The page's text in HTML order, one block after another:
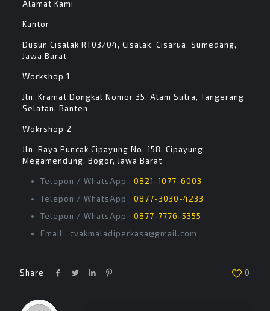
Alamat Kami
Kantor
Dusun Cisalak RT03/04, Cisalak, Cisarua, Sumedang,
Jawa Barat
Workshop 1
Jln. Kramat Dongkal Nomor 35, Alam Sutra, Tangerang
Selatan, Banten
Wokrshop 2
Jln. Raya Puncak Cipayung No. 158, Cipayung,
Megamendung, Bogor, Jawa Barat
Telepon / WhatsApp : 0821-1077-6003
Telepon / WhatsApp : 0877-3030-4233
Telepon / WhatsApp : 0877-7776-5355
Email : cvakmaladiperkasa@gmail.com
Share 0